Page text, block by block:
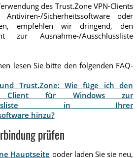
des Trust.Zone VPN-Clients
Sicherheitssoftware oder
empfehlen wir dringend, den
zur Ausnahme-/Ausschlussliste
lesen Sie bitte den folgenden FAQ-
Trust.Zone: Wie füge ich den
Client für Windows zur
in Ihrer
hinzu?
prüfen
Hauptseite ooder laden Sie sie neu,